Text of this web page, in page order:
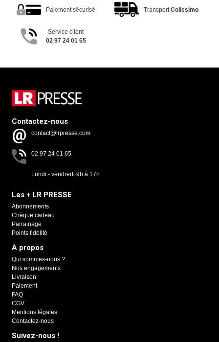
Paiement sécurisé Transport Colissimo
Service client
02 97 24 01 65
Contactez-nous
contact@lrpresse.com
02 97 24 01 65
Lundi - vendredi 9h à 17h
Les + LR PRESSE
Abonnements
Chèque cadeau
Parrainage
Points fidélité
À propos
Qui sommes-nous ?
Nos engagements
Livraison
Paiement
FAQ
CGV
Mentions légales
Contactez-nous
Suivez-nous !